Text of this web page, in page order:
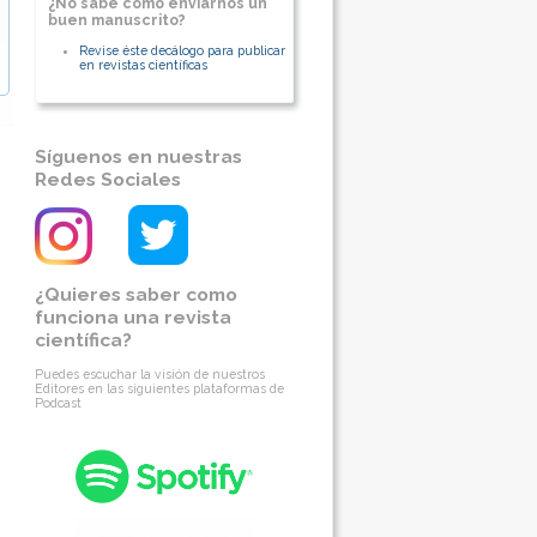
¿No sabe cómo enviarnos un
buen manuscrito?
Revise éste decálogo para publicar
en revistas científicas
Síguenos en nuestras
Redes Sociales
¿Quieres saber como
funciona una revista
científica?
Puedes escuchar la visión de nuestros
Editores en las siguientes plataformas de
Podcast